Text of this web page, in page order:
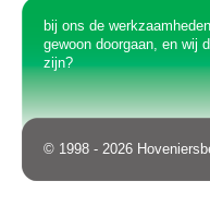
bij ons de
gewoon doorgaan, en wij
zijn?
© 1998 - 2026